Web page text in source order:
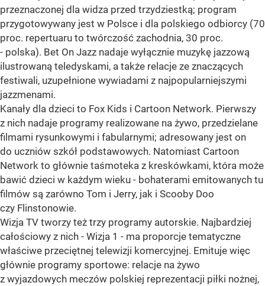
przeznaczonej dla widza przed trzydziestką; program
przygotowywany jest w Polsce i dla polskiego odbiorcy (70
proc. repertuaru to twórczość zachodnia, 30 proc.
- polska). Bet On Jazz nadaje wyłącznie muzykę jazzową
ilustrowaną teledyskami, a także relacje ze znaczących
festiwali, uzupełnione wywiadami z najpopularniejszymi
jazzmenami.
Kanały dla dzieci to Fox Kids i Cartoon Network. Pierwszy
z nich nadaje programy realizowane na żywo, przedzielane
filmami rysunkowymi i fabularnymi; adresowany jest on
do uczniów szkół podstawowych. Natomiast Cartoon
Network to głównie taśmoteka z kreskówkami, która może
bawić dzieci w każdym wieku - bohaterami emitowanych tu
filmów są zarówno Tom i Jerry, jak i Scooby Doo
czy Flinstonowie.
Wizja TV tworzy też trzy programy autorskie. Najbardziej
całościowy z nich - Wizja 1 - ma proporcje tematyczne
właściwe przeciętnej telewizji komercyjnej. Emituje więc
głównie programy sportowe: relacje na żywo
z wyjazdowych meczów polskiej reprezentacji piłki nożnej,